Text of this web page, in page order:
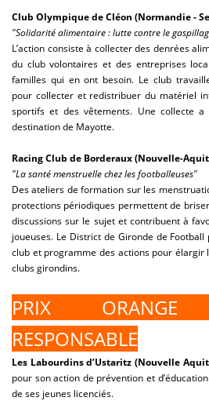
Club Olympique de Cléon (Normandie -
"Solidarité alimentaire : lutte contre le
L’action consiste à collecter des denrées
du club volontaires et des entreprises
familles qui en ont besoin. Le club
pour collecter et redistribuer du matériel
sportifs et des vêtements. Une collecte
destination de Mayotte.
Racing Club de Borderaux (Nouvelle-
"La santé menstruelle chez les footballeuses"
Des ateliers de formation sur les
protections périodiques permettent de
discussions sur le sujet et contribuent à
joueuses. Le District de Gironde de
club et programme des actions pour élargir
clubs girondins.
PRIX ORANGE
RESPONSABLE
Les Labourdins d’Ustaritz (Nouvelle
pour son action de prévention et
de ses jeunes licenciés.